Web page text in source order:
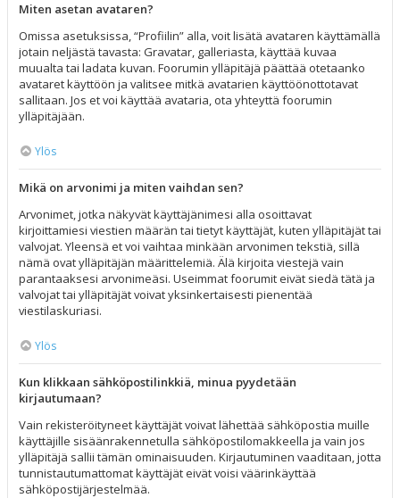
Miten asetan avataren?
Omissa asetuksissa, “Profiilin” alla, voit lisätä avataren käyttämällä
jotain neljästä tavasta: Gravatar, galleriasta, käyttää kuvaa
muualta tai ladata kuvan. Foorumin ylläpitäjä päättää otetaanko
avataret käyttöön ja valitsee mitkä avatarien käyttöönottotavat
sallitaan. Jos et voi käyttää avataria, ota yhteyttä foorumin
ylläpitäjään.
Ylös
Mikä on arvonimi ja miten vaihdan sen?
Arvonimet, jotka näkyvät käyttäjänimesi alla osoittavat
kirjoittamiesi viestien määrän tai tietyt käyttäjät, kuten ylläpitäjät tai
valvojat. Yleensä et voi vaihtaa minkään arvonimen tekstiä, sillä
nämä ovat ylläpitäjän määrittelemiä. Älä kirjoita viestejä vain
parantaaksesi arvonimeäsi. Useimmat foorumit eivät siedä tätä ja
valvojat tai ylläpitäjät voivat yksinkertaisesti pienentää
viestilaskuriasi.
Ylös
Kun klikkaan sähköpostilinkkiä, minua pyydetään
kirjautumaan?
Vain rekisteröityneet käyttäjät voivat lähettää sähköpostia muille
käyttäjille sisäänrakennetulla sähköpostilomakkeella ja vain jos
ylläpitäjä sallii tämän ominaisuuden. Kirjautuminen vaaditaan, jotta
tunnistautumattomat käyttäjät eivät voisi väärinkäyttää
sähköpostijärjestelmää.